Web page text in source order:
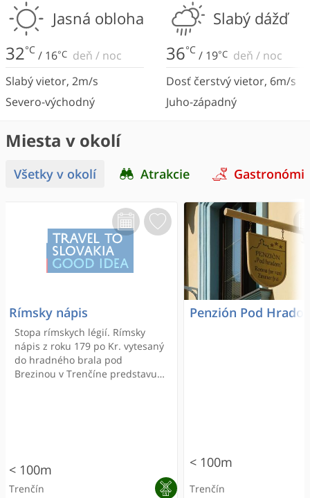
Jasná obloha
32°C / 16°C deň / noc
Slabý vietor, 2m/s
Severo-východný
Slabý dážď
36°C / 19°C deň / noc
Dosť čerstvý vietor, 6m/s
Juho-západný
Miesta v okolí
Všetky v okolí Atrakcie
Rímsky nápis
Stopa rímskych légií. Rímsky
nápis z roku 179 po Kr. vytesaný
do hradného brala pod
Brezinou v Trenčíne predstavuje
< 100m
Trenčín
Penzión Pod
< 100m
Trenčín